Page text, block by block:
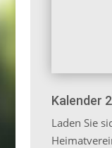
Kalender
Laden Sie